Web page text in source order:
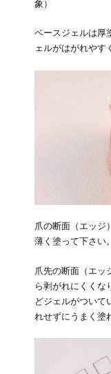
象）
ベースジェルは厚
ェルがはがれやす
爪の断面（エッジ
薄く塗って下さい。
爪先の断面（エッ
ら剥がれにくくな
どジェルがついて
れせずにうまく塗